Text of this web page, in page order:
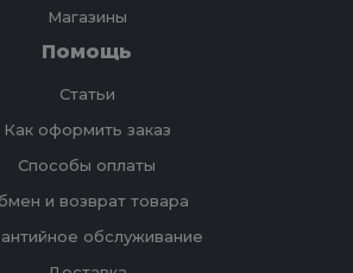
Магазины
Помощь
Статьи
Как оформить заказ
Способы оплаты
и возврат товара
обслуживание